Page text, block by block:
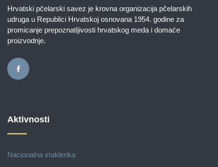
Hrvatski pčelarski savez je krovna organizacija pčelarskih
udruga u Republici Hrvatskoj osnovana 1954. godine za
promicanje prepoznatljivosti hrvatskog meda i domaće
proizvodnje.
Aktivnosti
Nacionalna staklenka